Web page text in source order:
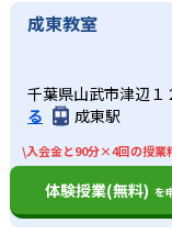
成東教室
千葉県山武市津辺
る
成東駅
\入会金と90分×4回の授業
体験授業(無料) を